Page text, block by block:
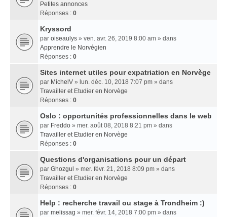
Petites annonces
Réponses : 0
Kryssord
par oiseaulys » ven. avr. 26, 2019 8:00 am » dans
Apprendre le Norvégien
Réponses : 0
Sites internet utiles pour expatriation en Norvège
par MichelV » lun. déc. 10, 2018 7:07 pm » dans
Travailler et Etudier en Norvège
Réponses : 0
Oslo : opportunités professionnelles dans le web
par Freddo » mer. août 08, 2018 8:21 pm » dans
Travailler et Etudier en Norvège
Réponses : 0
Questions d'organisations pour un départ
par Ghozgul » mer. févr. 21, 2018 8:09 pm » dans
Travailler et Etudier en Norvège
Réponses : 0
Help : recherche travail ou stage à Trondheim :)
par melissag » mer. févr. 14, 2018 7:00 pm » dans